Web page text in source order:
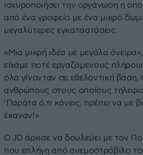
ισχυροποιήσει την οργάνωση η
από ένα γραφείο με ένα μικρό
μεγαλύτερες εγκαταστάσεις.
«Μια μικρή ιδέα με μεγάλα
είχαμε ποτέ εργαζόμενους
όλα γίνονταν σε εθελοντική βάση.
ανθρώπους στους οποίους
‘Παράτα ό,τι κάνεις, πρέπει να με
έκαναν!»
Ο JD άρχισε να δουλεύει με τον
που επλήγη από ανεμοστρόβιλο το